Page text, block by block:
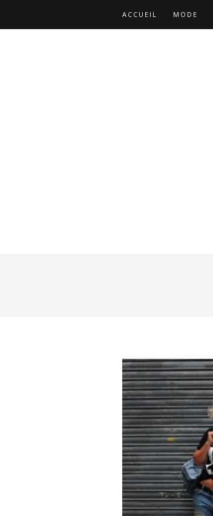
ACCUEIL MODE